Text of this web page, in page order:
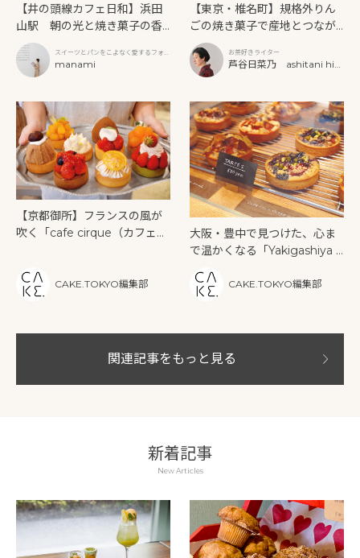
【井の頭線カフェ日和】浜田
山駅 朝の光と焼き菓子の香
りに包まれる。「ou（オ
ウ）」で味わう、記憶に残る
やさしい甘さ
スイーツとパンをこよなく愛するフォト
グラファー
manami
【東京・椎名町】規格外りん
ごの焼き菓子で産地とつなが
る「林檎と紅茶と」
お茶好きライター
芦谷日菜乃 ashitani hin
【京都御所】フランスの風が
吹く「cafe cirque（カフェシ
CAKE.TOKYO編集部
大阪・豊中で見つけた、心ま
で温かくなる「Yakigashiya L
CAKE.TOKYO編集部
関連記事をもっと見る
新着記事
New Articles